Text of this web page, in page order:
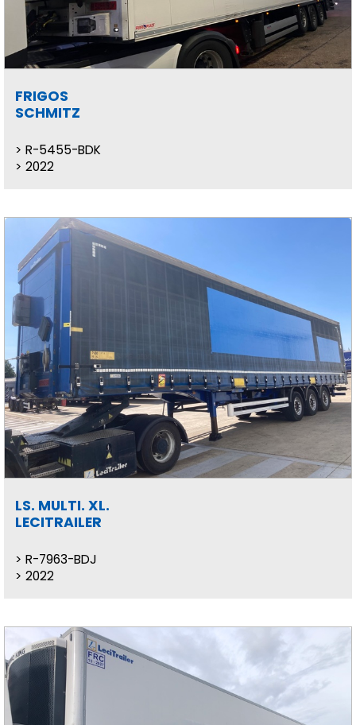
FRIGOS
SCHMITZ
R-5455-BDK
2022
LS. MULTI. XL.
LECITRAILER
R-7963-BDJ
2022